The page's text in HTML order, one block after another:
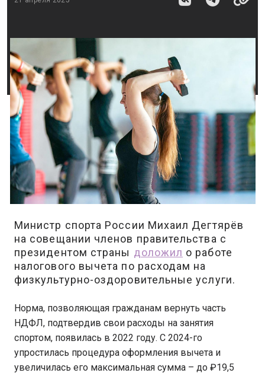
Министр спорта России Михаил Дегтярёв
на совещании членов правительства с
президентом страны доложил о работе
налогового вычета по расходам на
физкультурно-оздоровительные услуги.
Норма, позволяющая гражданам вернуть часть
НДФЛ, подтвердив свои расходы на занятия
спортом, появилась в 2022 году. С 2024-го
упростилась процедура оформления вычета и
увеличилась его максимальная сумма – до ₽19,5